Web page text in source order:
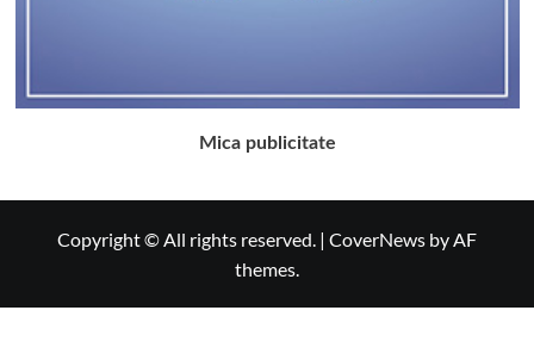
Mica publicitate
Copyright © All rights reserved. | CoverNews by AF
themes.